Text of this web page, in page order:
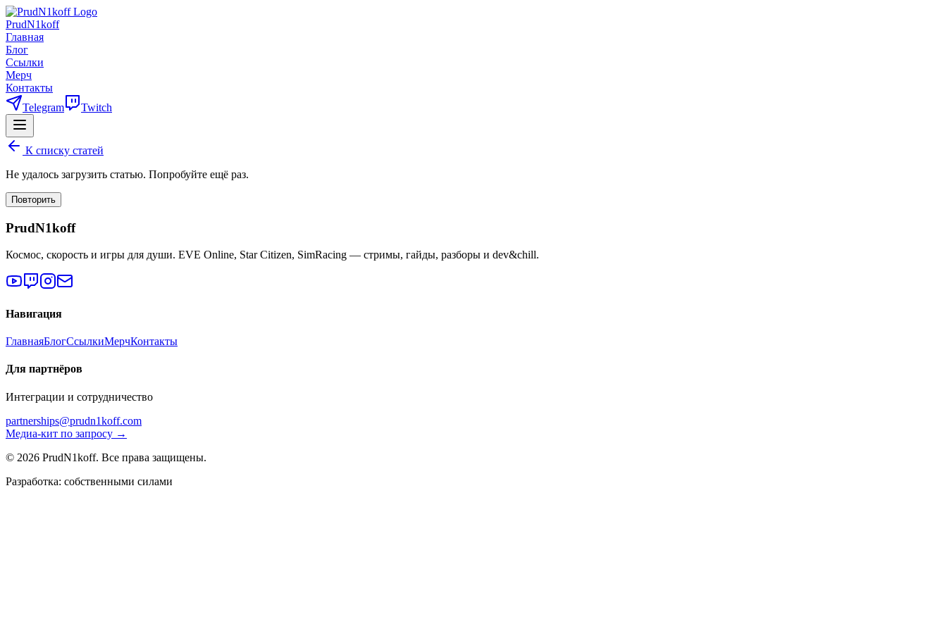
PrudN1koff
Главная
Блог
Ссылки
Мерч
Контакты
Telegram
Twitch
К списку статей
Не удалось загрузить статью. Попробуйте ещё раз.
Повторить
PrudN1koff
Космос, скорость и игры для души. EVE Online, Star Citizen, SimRacing — стримы, гайды, разборы и dev&chill.
Навигация
ГлавнаяБлогСсылкиМерчКонтакты
Для партнёров
Интеграции и сотрудничество
partnerships@prudn1koff.com
Медиа-кит по запросу →
© 2026 PrudN1koff. Все права защищены.
Разработка: собственными силами